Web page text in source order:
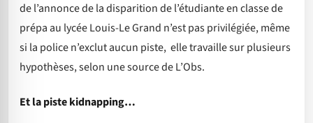
de l’annonce de la disparition de l’étudiante en classe de
prépa au lycée Louis-Le Grand n’est pas privilégiée, même
si la police n’exclut aucun piste, elle travaille sur plusieurs
hypothèses, selon une source de L’Obs.
Et la piste kidnapping…